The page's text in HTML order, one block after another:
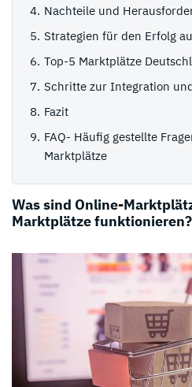
Nachteile und
Strategien für den Erfolg
Top-5 Marktplätze
Schritte zur Integration
Fazit
FAQ- Häufig gestellte
Marktplätze
Was sind Online-
Marktplätze funktionieren?